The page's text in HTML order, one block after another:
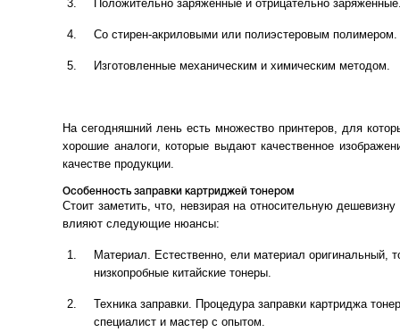
Положительно заряженные и отрицательно
Со стирен-акриловыми или полиэстеровым полимером.
Изготовленные механическим и химическим методом.
На сегодняшний лень есть множество принтеров, для
хорошие аналоги, которые выдают качественное
качестве продукции.
Особенность заправки картриджей тонером
Стоит заметить, что, невзирая на относительную
влияют следующие нюансы:
Материал. Естественно, ели материал оригинальный,
низкопробные китайские тонеры.
Техника заправки. Процедура заправки картриджа
специалист и мастер с опытом.